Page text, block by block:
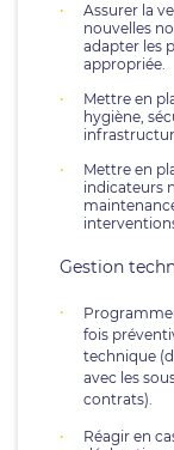
Assurer la
nouvelles
adapter les
appropriée.
Mettre en
hygiène,
Mettre en
indicateurs
Gestion
fois
technique
avec les
contrats).
Réagir en